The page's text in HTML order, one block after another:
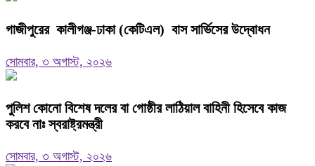
গাজীপুরের কালীগঞ্জ-ঢাকা (কেটিএল) বাস সার্ভিসের উদ্বোধন
সোমবার, ৩ অগাস্ট, ২০২৬
পুলিশ কোনো বিশেষ দলের বা গোষ্ঠীর লাঠিয়াল বাহিনী হিসেবে কাজ
করবে নাঃ স্বরাষ্ট্রমন্ত্রী
সোমবার, ৩ অগাস্ট, ২০২৬